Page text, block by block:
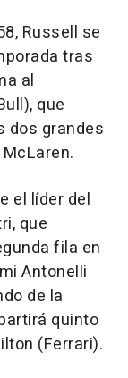
Russell se
tras
al
que
dos grandes
el líder del
que
fila en
Antonelli
de la
quinto
(Ferrari).